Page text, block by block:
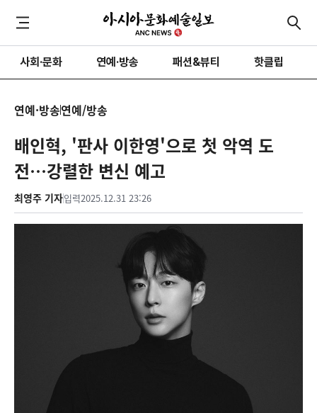
사회·문화 연예·방송 패션&뷰티 핫클립
연예·방송연예/방송
배인혁, '판사 이한영'으로 첫 악역 도
전…강렬한 변신 예고
최영주 기자입력2025.12.31 23:26